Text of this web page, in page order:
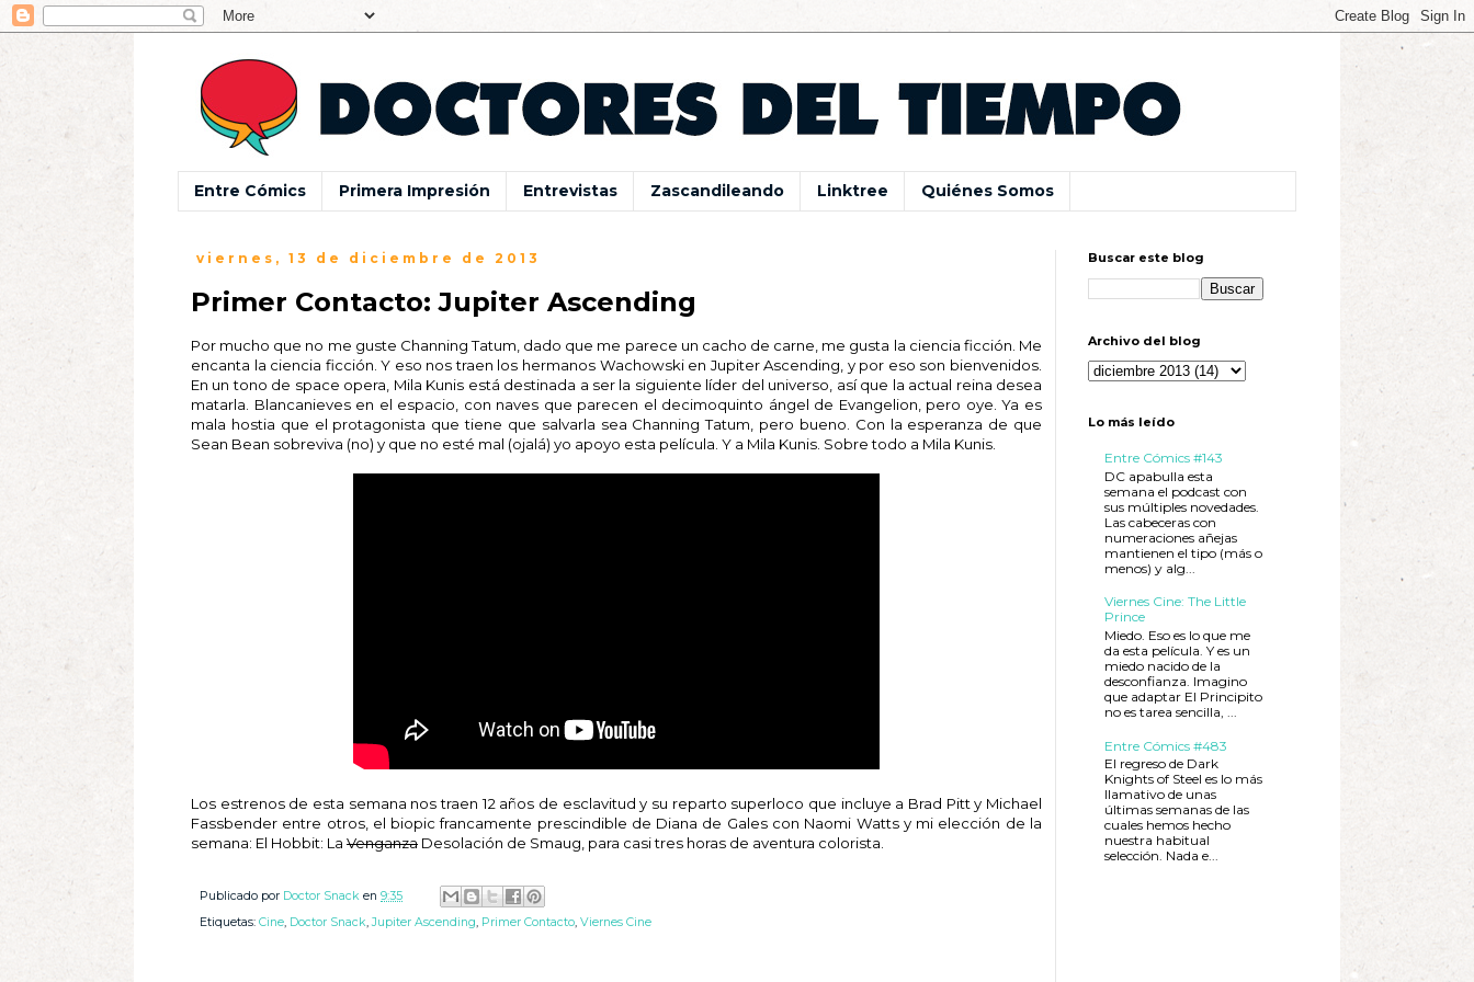
Entre Cómics Primera Impresión Entrevistas Zascandileando Linktree Quiénes Somos
viernes, 13 de diciembre de 2013
Primer Contacto: Jupiter Ascending
Por mucho que no me guste Channing Tatum, dado que me parece un cacho de carne, me gusta la ciencia ficción. Me
encanta la ciencia ficción. Y eso nos traen los hermanos Wachowski en Jupiter Ascending, y por eso son bienvenidos.
En un tono de space opera, Mila Kunis está destinada a ser la siguiente líder del universo, así que la actual reina desea
matarla. Blancanieves en el espacio, con naves que parecen el decimoquinto ángel de Evangelion, pero oye. Ya es
mala hostia que el protagonista que tiene que salvarla sea Channing Tatum, pero bueno. Con la esperanza de que
Sean Bean sobreviva (no) y que no esté mal (ojalá) yo apoyo esta película. Y a Mila Kunis. Sobre todo a Mila Kunis.
Los estrenos de esta semana nos traen 12 años de esclavitud y su reparto superloco que incluye a Brad Pitt y Michael
Fassbender entre otros, el biopic francamente prescindible de Diana de Gales con Naomi Watts y mi elección de la
semana: El Hobbit: La Venganza Desolación de Smaug, para casi tres horas de aventura colorista.
Publicado por Doctor Snack en 9:35
Etiquetas: Cine, Doctor Snack,Jupiter Ascending, Primer Contacto, Viernes Cine
Buscar este blog
Archivo del blog
Lo más leído
Entre Cómics #143
DC apabulla esta
semana el podcast con
sus múltiples novedades.
Las cabeceras con
numeraciones añejas
mantienen el tipo (más o
menos) y alg...
Viernes Cine: The Little
Prince
Miedo. Eso es lo que me
da esta película. Y es un
miedo nacido de la
desconfianza. Imagino
que adaptar El Principito
no es tarea sencilla, ...
Entre Cómics #483
El regreso de Dark
Knights of Steel es lo más
llamativo de unas
últimas semanas de las
cuales hemos hecho
nuestra habitual
selección. Nada e...